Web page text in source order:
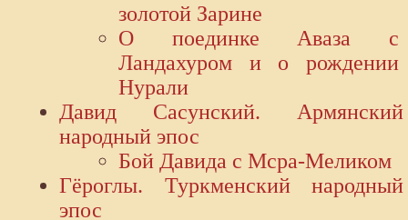
золотой Зарине
О поединке Аваза с
Ландахуром и о рождении
Нурали
Давид Сасунский. Армянский
народный эпос
Бой Давида с Мсра-Меликом
Гёроглы. Туркменский народный
эпос